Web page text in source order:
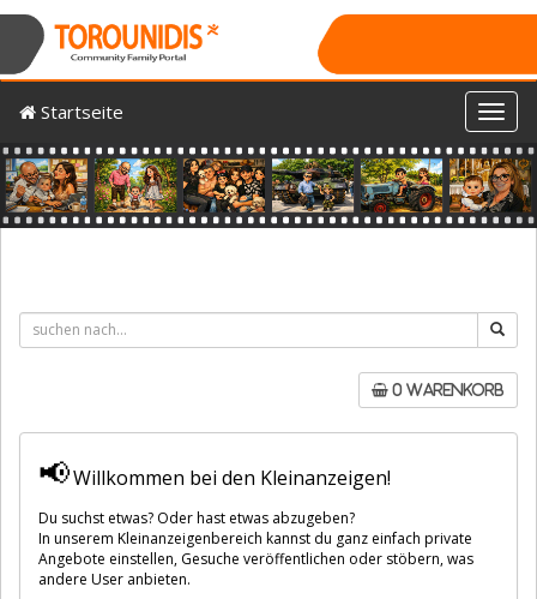
Startseite
Previous
0 Warenkorb
📢Willkommen bei den Kleinanzeigen!
Du suchst etwas? Oder hast etwas abzugeben?
In unserem Kleinanzeigenbereich kannst du ganz einfach private
Angebote einstellen, Gesuche veröffentlichen oder stöbern, was
andere User anbieten.